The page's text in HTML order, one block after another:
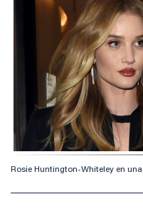
Rosie Huntington-Whiteley en